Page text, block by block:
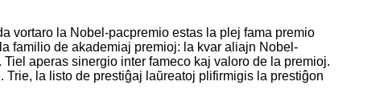
vortaro la Nobel-pacpremio estas la plej fama premio
familio de akademiaj premioj: la kvar aliajn Nobel-
aperas sinergio inter fameco kaj valoro de la premioj.
la listo de prestiĝaj laŭreatoj plifirmigis la prestiĝon